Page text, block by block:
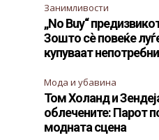
Занимливости
„No Buy“
Зошто сè повеќе
купуваат
Мода и убавина
Том Холанд и
облечените: Парот
модната сцена